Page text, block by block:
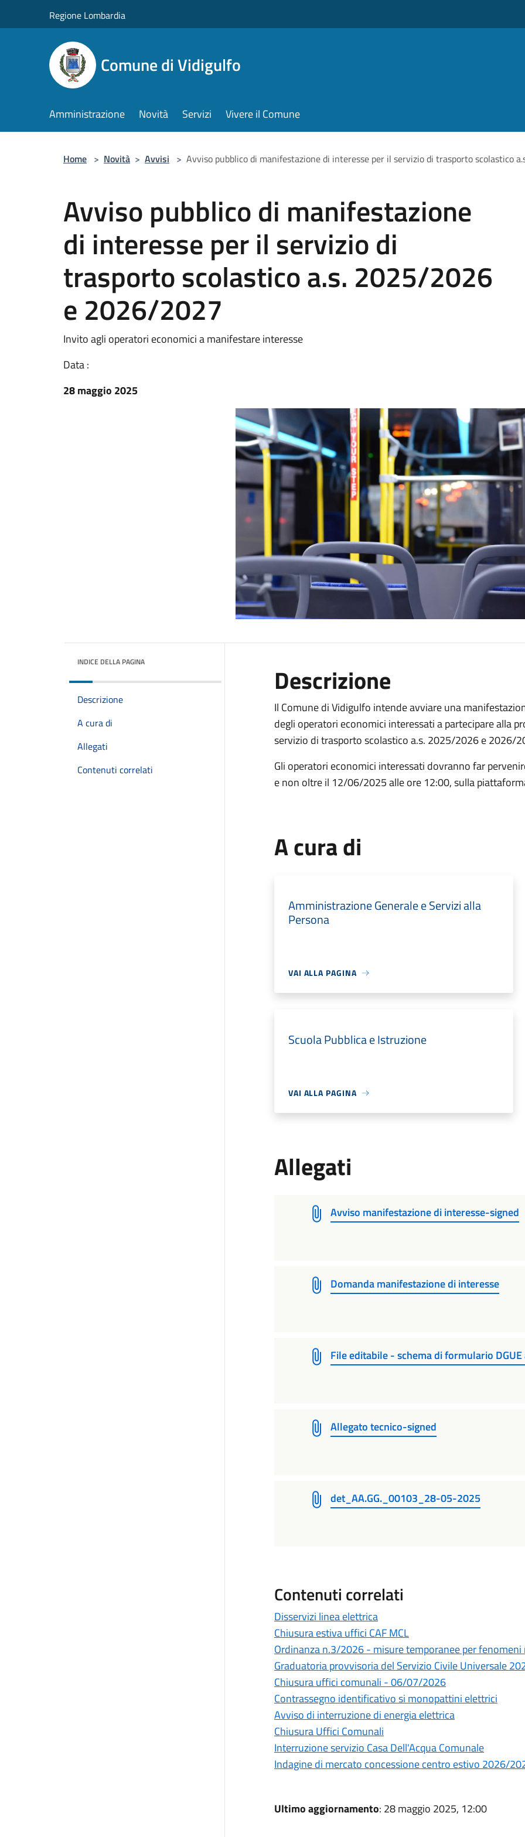
Regione Lombardia
Comune di Vidigulfo
Amministrazione Novità Servizi Vivere il Comune
Home > Novità > Avvisi > Avviso pubblico di manifestazione di interesse per il servizio di trasporto scolastico
Avviso pubblico di manifestazione
di interesse per il servizio di
trasporto scolastico a.s. 2025/2026
e 2026/2027
Invito agli operatori economici a manifestare interesse
Data :
28 maggio 2025
INDICE DELLA PAGINA
Descrizione
A cura di
Allegati
Contenuti correlati
Descrizione
Il Comune di Vidigulfo intende avviare una
degli operatori economici interessati a partecipare alla
servizio di trasporto scolastico a.s. 2025/2026 e 2026/
Gli operatori economici interessati dovranno far
e non oltre il 12/06/2025 alle ore 12:00, sulla
A cura di
Amministrazione Generale e Servizi alla
Persona
VAI ALLA PAGINA
Scuola Pubblica e Istruzione
VAI ALLA PAGINA
Allegati
Avviso manifestazione di interesse-signed
Domanda manifestazione di interesse
File editabile - schema di formulario
Allegato tecnico-signed
det_AA.GG._00103_28-05-2025
Contenuti correlati
Disservizi linea elettrica
Chiusura estiva uffici CAF MCL
Ordinanza n.3/2026 - misure temporanee per
Graduatoria provvisoria del Servizio Civile Universale
Chiusura uffici comunali - 06/07/2026
Contrassegno identificativo si monopattini elettrici
Avviso di interruzione di energia elettrica
Chiusura Uffici Comunali
Interruzione servizio Casa Dell'Acqua Comunale
Indagine di mercato concessione centro estivo 2026/
Ultimo aggiornamento: 28 maggio 2025, 12:00